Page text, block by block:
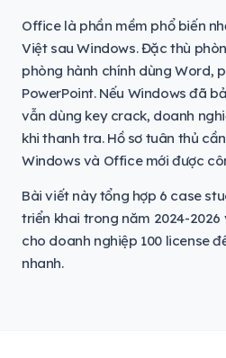
Office là phần mềm phổ biến
Việt sau Windows. Đặc thù
phòng hành chính dùng Word,
PowerPoint. Nếu Windows đã
vẫn dùng key crack, doanh
khi thanh tra. Hồ sơ tuân thủ
Windows và Office mới được
Bài viết này tổng hợp 6 case
triển khai trong năm 2024-
cho doanh nghiệp 100 license
nhanh.